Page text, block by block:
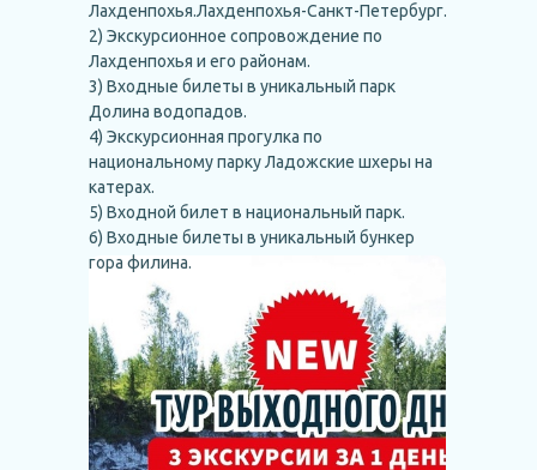
Лахденпохья.Лахденпохья-Санкт-Петербург.
2) Экскурсионное сопровождение по
Лахденпохья и его районам.
3) Входные билеты в уникальный парк
Долина водопадов.
4) Экскурсионная прогулка по
национальному парку Ладожские шхеры на
катерах.
5) Входной билет в национальный парк.
6) Входные билеты в уникальный бункер
гора филина.